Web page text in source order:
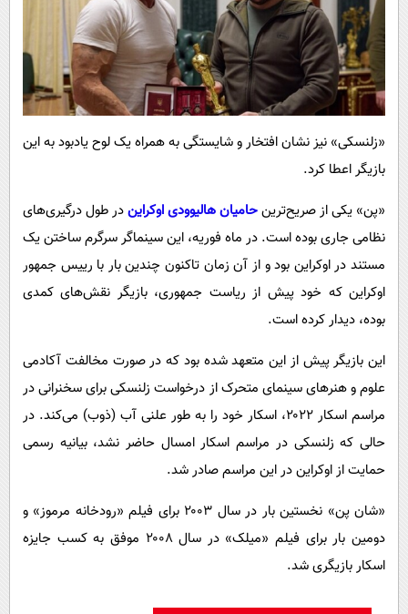
«زلنسکی» نیز نشان افتخار و شایستگی به همراه یک لوح یادبود به این
بازیگر اعطا کرد.
«پن» یکی از صریح‌ترینحامیان هالیوودی اوکرایندر طول درگیری‌های
نظامی جاری بوده است. در ماه فوریه، این سینماگر سرگرم ساختن یک
مستند در اوکراین بود و از آن زمان تاکنون چندین بار با رییس جمهور
اوکراین که خود پیش از ریاست جمهوری، بازیگر نقش‌های کمدی
بوده، دیدار کرده است.
این بازیگر پیش از این متعهد شده بود که در صورت مخالفت آکادمی
علوم و هنرهای سینمای متحرک از درخواست زلنسکی برای سخنرانی در
مراسم اسکار ۲۰۲۲، اسکار خود را به طور علنی آب (ذوب) می‌کند. در
حالی که زلنسکی در مراسم اسکار امسال حاضر نشد، بیانیه رسمی
حمایت از اوکراین در این مراسم صادر شد.
«شان پن» نخستین بار در سال ۲۰۰۳ برای فیلم «رودخانه مرموز» و
دومین بار برای فیلم «میلک» در سال ۲۰۰۸ موفق به کسب جایزه
اسکار بازیگری شد.